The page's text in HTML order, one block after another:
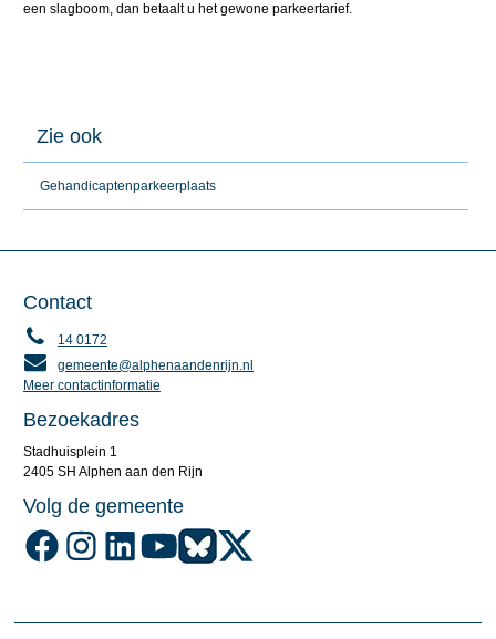
een slagboom, dan betaalt u het gewone parkeertarief.
Zie ook
Gehandicaptenparkeerplaats
Contact
14 0172
gemeente@alphenaandenrijn.nl
Meer contactinformatie
Bezoekadres
Stadhuisplein 1
2405 SH Alphen aan den Rijn
Volg de gemeente
Volg de gemeente Alphen aan den Rijn op Facebook
Volg de gemeente Alphen aan den Rijn op Instagram
Volg de gemeente Alphen aan den Rijn op LinkedIn
Volg de gemeente Alphen aan den Rijn op YouTube
Volg de gemeente Alphen aan den Rijn op